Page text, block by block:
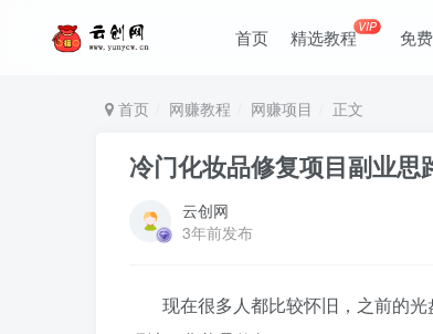
首页 精选教程VIP 免
首页 网赚教程 网赚项目 正文
冷门化妆品修复项目副业思
云创网
3年前发布
现在很多人都比较怀旧，之前的